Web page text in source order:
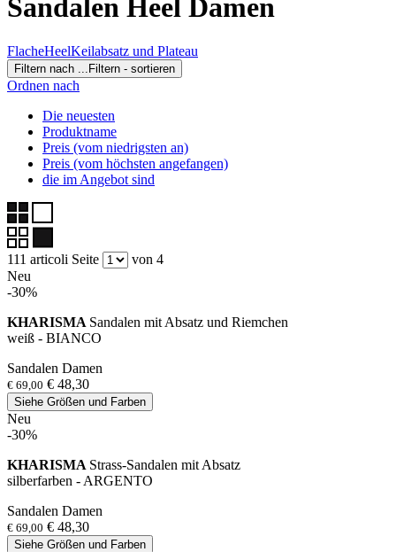
Sandalen Heel Damen
FlacheHeelKeilabsatz und Plateau
Filtern nach ... Filtern - sortieren
Ordnen nach
Die neuesten
Produktname
Preis (vom niedrigsten an)
Preis (vom höchsten angefangen)
die im Angebot sind
111 articoli Seite
von 4
Neu
-30%
KHARISMA Sandalen mit Absatz und Riemchen
weiß - BIANCO
Sandalen Damen
€ 69,00 € 48,30
Siehe Größen und Farben
Neu
-30%
KHARISMA Strass-Sandalen mit Absatz
silberfarben - ARGENTO
Sandalen Damen
€ 69,00 € 48,30
Siehe Größen und Farben